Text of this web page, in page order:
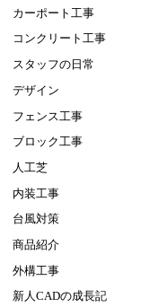
カーポート工事
コンクリート工事
スタッフの日常
デザイン
フェンス工事
ブロック工事
人工芝
内装工事
台風対策
商品紹介
外構工事
新人CADの成長記